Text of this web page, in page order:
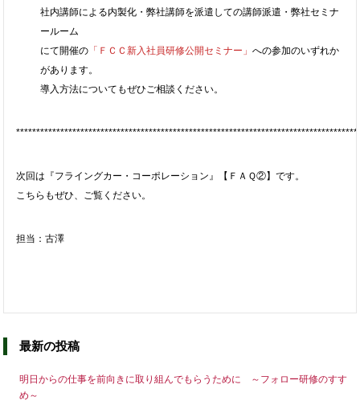
社内講師による内製化・弊社講師を派遣しての講師派遣・弊社セミナ
ールーム
にて開催の 「ＦＣＣ新入社員研修公開セミナー」への参加のいずれか
があります。
導入方法についてもぜひご相談ください。
次回は『フライングカー・コーポレーション』【ＦＡＱ②】です。
こちらもぜひ、ご覧ください。
担当：古澤
最新の投稿
明日からの仕事を前向きに取り組んでもらうために ～フォロー研修のすす
め～